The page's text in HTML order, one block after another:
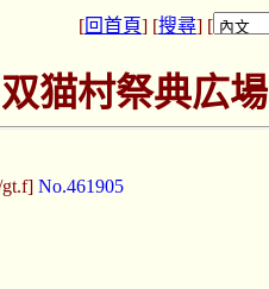
[回首頁] [搜尋] [
双猫村祭典広場
No.461905